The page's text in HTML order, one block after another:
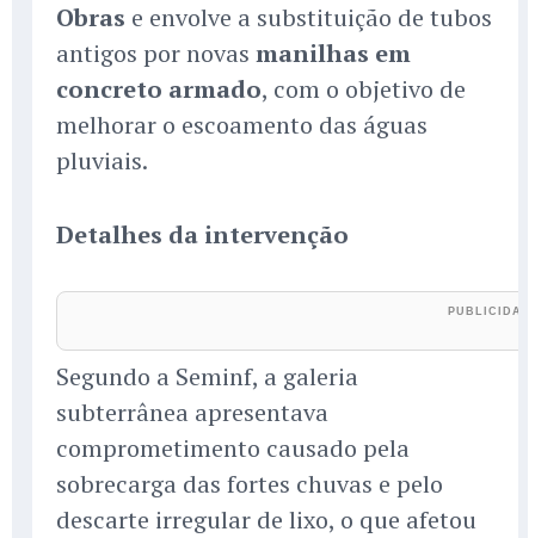
Obras e envolve a substituição de tubos
antigos por novas manilhas em
concreto armado, com o objetivo de
melhorar o escoamento das águas
pluviais.
Detalhes da intervenção
Segundo a Seminf, a galeria
subterrânea apresentava
comprometimento causado pela
sobrecarga das fortes chuvas e pelo
descarte irregular de lixo, o que afetou